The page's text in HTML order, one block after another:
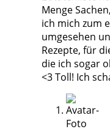
Menge
ich mich zum
umgesehen
Rezepte, für
die ich sogar
<3 Toll! Ich